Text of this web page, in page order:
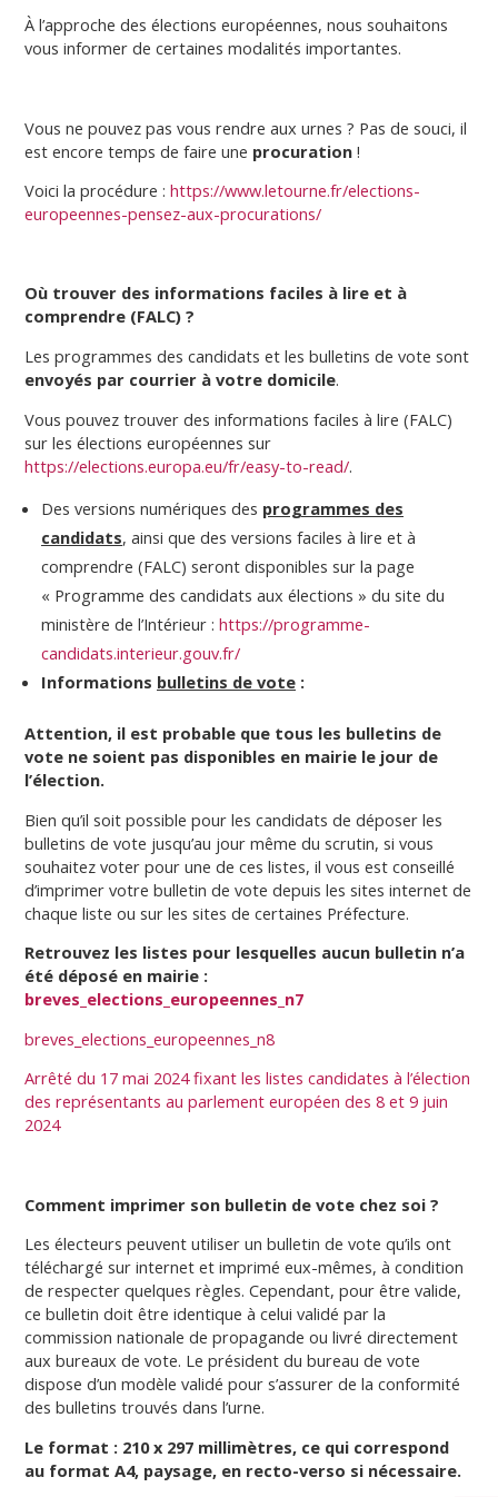
À l’approche des élections européennes, nous souhaitons
vous informer de certaines modalités importantes.
Vous ne pouvez pas vous rendre aux urnes ? Pas de souci, il
est encore temps de faire une procuration !
Voici la procédure :https://www.letourne.fr/elections-
europeennes-pensez-aux-procurations/
Où trouver des informations faciles à lire et à
comprendre (FALC) ?
Les programmes des candidats et les bulletins de vote sont
envoyés par courrier à votre domicile.
Vous pouvez trouver des informations faciles à lire (FALC)
sur les élections européennes sur
https://elections.europa.eu/fr/easy-to-read/.
Des versions numériques des programmes des
candidats, ainsi que des versions faciles à lire et à
comprendre (FALC) seront disponibles sur la page
« Programme des candidats aux élections » du site du
ministère de l’Intérieur : https://programme-
candidats.interieur.gouv.fr/
Informations bulletins de vote :
Attention, il est probable que tous les bulletins de
vote ne soient pas disponibles en mairie le jour de
l’élection.
Bien qu’il soit possible pour les candidats de déposer les
bulletins de vote jusqu’au jour même du scrutin, si vous
souhaitez voter pour une de ces listes, il vous est conseillé
d’imprimer votre bulletin de vote depuis les sites internet de
chaque liste ou sur les sites de certaines Préfecture.
Retrouvez les listes pour lesquelles aucun bulletin n’a
été déposé en mairie :
breves_elections_europeennes_n7
breves_elections_europeennes_n8
Arrêté du 17 mai 2024 fixant les listes candidates à l’élection
des représentants au parlement européen des 8 et 9 juin
2024
Comment imprimer son bulletin de vote chez soi ?
Les électeurs peuvent utiliser un bulletin de vote qu’ils ont
téléchargé sur internet et imprimé eux-mêmes, à condition
de respecter quelques règles. Cependant, pour être valide,
ce bulletin doit être identique à celui validé par la
commission nationale de propagande ou livré directement
aux bureaux de vote. Le président du bureau de vote
dispose d’un modèle validé pour s’assurer de la conformité
des bulletins trouvés dans l’urne.
Le format : 210 x 297 millimètres, ce qui correspond
au format A4, paysage, en recto-verso si nécessaire.